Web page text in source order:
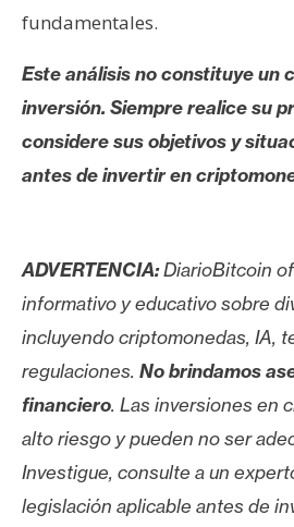
fundamentales.
Este análisis no constituye un
inversión. Siempre realice su
considere sus objetivos y
antes de invertir en
ADVERTENCIA:DiarioBitcoin
informativo y educativo sobre
incluyendo criptomonedas, IA,
regulaciones. No brindamos
financiero. Las inversiones en
alto riesgo y pueden no ser
Investigue, consulte a un
legislación aplicable antes de